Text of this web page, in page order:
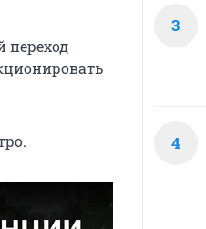
переход
3
4